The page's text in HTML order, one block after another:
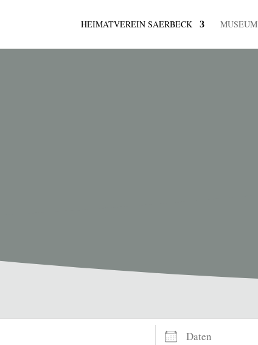
HEIMATVEREIN SAERBECK MUSEUM
Daten